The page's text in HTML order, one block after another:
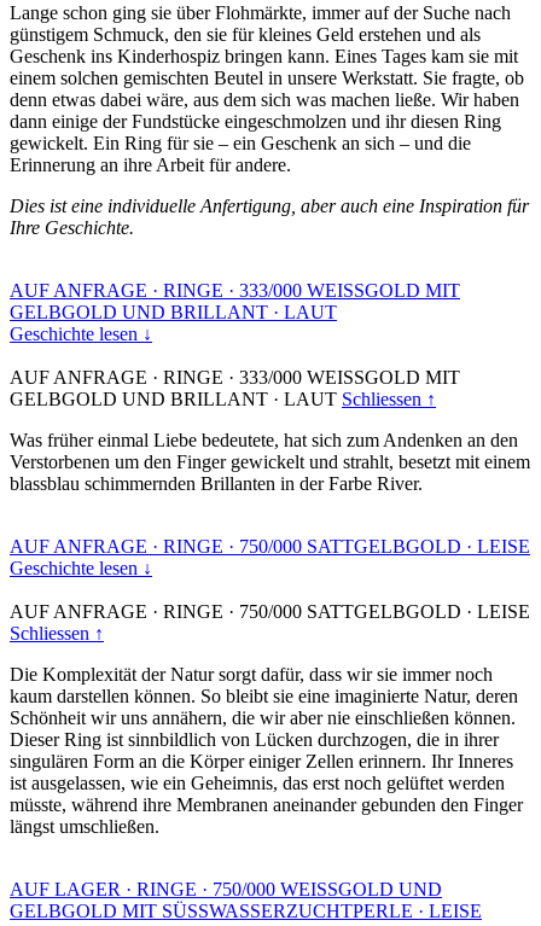
Lange schon ging sie über Flohmärkte, immer auf der Suche nach
günstigem Schmuck, den sie für kleines Geld erstehen und als
Geschenk ins Kinderhospiz bringen kann. Eines Tages kam sie mit
einem solchen gemischten Beutel in unsere Werkstatt. Sie fragte, ob
denn etwas dabei wäre, aus dem sich was machen ließe. Wir haben
dann einige der Fundstücke eingeschmolzen und ihr diesen Ring
gewickelt. Ein Ring für sie – ein Geschenk an sich – und die
Erinnerung an ihre Arbeit für andere.
Dies ist eine individuelle Anfertigung, aber auch eine Inspiration für
Ihre Geschichte.
AUF ANFRAGE · RINGE · 333/000 WEISSGOLD MIT
GELBGOLD UND BRILLANT · LAUT
Geschichte lesen ↓
AUF ANFRAGE · RINGE · 333/000 WEISSGOLD MIT
GELBGOLD UND BRILLANT · LAUT Schliessen ↑
Was früher einmal Liebe bedeutete, hat sich zum Andenken an den
Verstorbenen um den Finger gewickelt und strahlt, besetzt mit einem
blassblau schimmernden Brillanten in der Farbe River.
AUF ANFRAGE · RINGE · 750/000 SATTGELBGOLD · LEISE
Geschichte lesen ↓
AUF ANFRAGE · RINGE · 750/000 SATTGELBGOLD · LEISE
Schliessen ↑
Die Komplexität der Natur sorgt dafür, dass wir sie immer noch
kaum darstellen können. So bleibt sie eine imaginierte Natur, deren
Schönheit wir uns annähern, die wir aber nie einschließen können.
Dieser Ring ist sinnbildlich von Lücken durchzogen, die in ihrer
singulären Form an die Körper einiger Zellen erinnern. Ihr Inneres
ist ausgelassen, wie ein Geheimnis, das erst noch gelüftet werden
müsste, während ihre Membranen aneinander gebunden den Finger
längst umschließen.
AUF LAGER · RINGE · 750/000 WEISSGOLD UND
GELBGOLD MIT SÜSSWASSERZUCHTPERLE · LEISE